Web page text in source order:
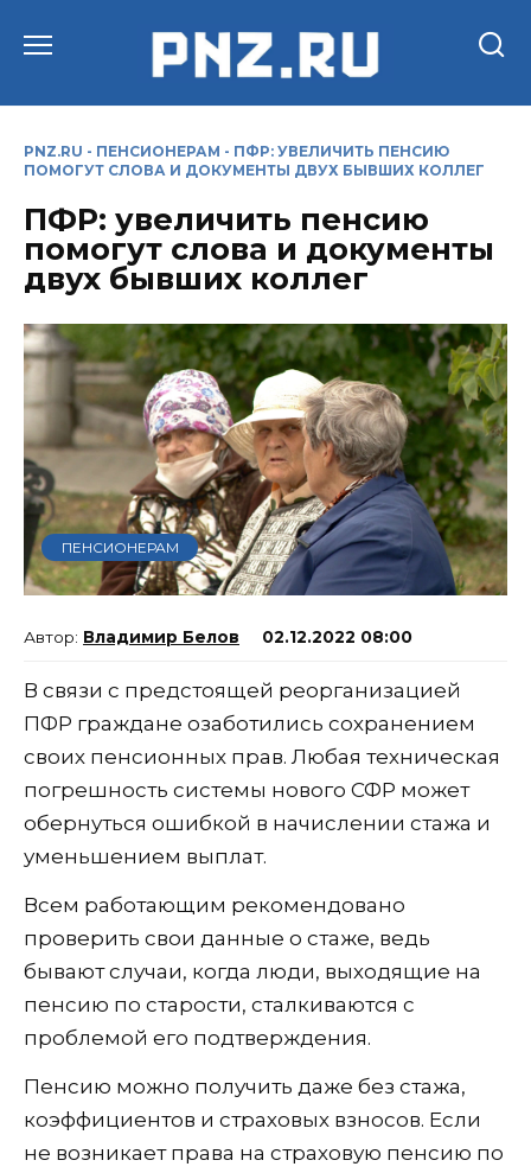
PNZ.RU - ПЕНСИОНЕРАМ - ПФР: УВЕЛИЧИТЬ ПЕНСИЮ
ПОМОГУТ СЛОВА И ДОКУМЕНТЫ ДВУХ БЫВШИХ КОЛЛЕГ
ПФР: увеличить пенсию
помогут слова и документы
двух бывших коллег
ПЕНСИОНЕРАМ
Владимир Белов 02.12.2022 08:00
В связи с предстоящей реорганизацией
ПФР граждане озаботились сохранением
своих пенсионных прав. Любая техническая
погрешность системы нового СФР может
обернуться ошибкой в начислении стажа и
уменьшением выплат.
Всем работающим рекомендовано
проверить свои данные о стаже, ведь
бывают случаи, когда люди, выходящие на
пенсию по старости, сталкиваются с
проблемой его подтверждения.
Пенсию можно получить даже без стажа,
коэффициентов и страховых взносов. Если
не возникает права на страховую пенсию по